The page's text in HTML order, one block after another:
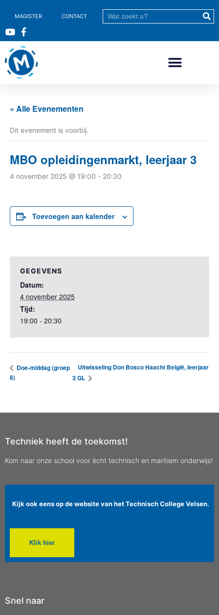
MAGISTER CONTACT
« Alle Evenementen
Dit evenement is voorbij.
MBO opleidingenmarkt, leerjaar 3
4 november 2025 @ 19:00 - 20:30
Toevoegen aan kalender
GEGEVENS
Datum:
4 november 2025
Tijd:
19:00 - 20:30
Doe-middag (groep
8)
Uitwisseling Don Bosco Haacht België, leerjaar
3 GL
Techniek heeft de toekomst!
Kom naar onze school voor ècht technisch en maritiem onderwijs!
Kijk ook eens op de website van het Technisch College Velsen.
Klik hier
Snel naar